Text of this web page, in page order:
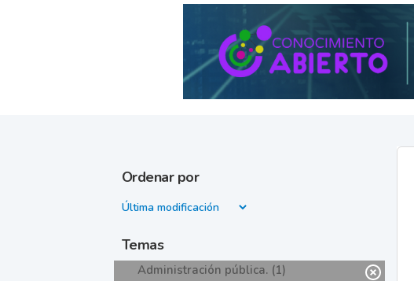
Ordenar por
Temas
Administración pública. (1)